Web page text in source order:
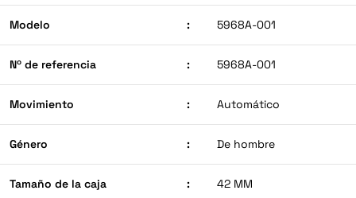
Modelo : 5968A-001
Nº de referencia : 5968A-001
Movimiento : Automático
Género : De hombre
Tamaño de la caja : 42 MM